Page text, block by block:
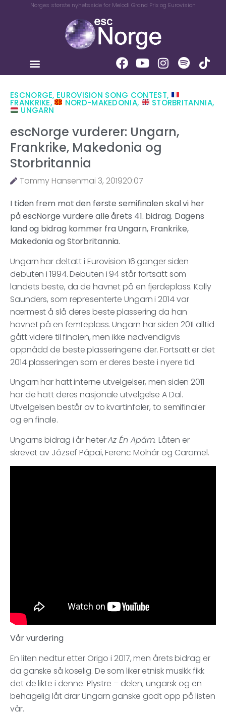
Norges største nyhetsside for Melodi Grand Prix og Eurovision
ESCNORGE, EUROVISION SONG CONTEST,
FRANKRIKE, NORD-MAKEDONIA, STORBRITANNIA,
UNGARN
escNorge vurderer: Ungarn,
Frankrike, Makedonia og
Storbritannia
Tommy Hansenmai 3, 201920:07
I tiden frem mot den første semifinalen skal vi her
på escNorge vurdere alle årets 41. bidrag. Dagens
land og bidrag kommer fra Ungarn, Frankrike,
Makedonia og Storbritannia.
Ungarn har deltatt i Eurovision 16 ganger siden
debuten i 1994. Debuten i 94 står fortsatt som
landets beste, da de havnet på en fjerdeplass. Kally
Saunders, som representerte Ungarn i 2014 var
nærmest å slå deres beste plassering da han
havnet på en femteplass. Ungarn har siden 2011 alltid
gått videre til finalen, men ikke nødvendigvis
oppnådd de beste plasseringene der. Fortsatt er det
2014 plasseringen som er deres beste i nyere tid.
Ungarn har hatt interne utvelgelser, men siden 2011
har de hatt deres nasjonale utvelgelse A Dal.
Utvelgelsen består av to kvartinfaler, to semifinaler
og en finale.
Ungarns bidrag i år heterAz Én Apám.Låten er
skrevet av József Pápai, Ferenc Molnár og Caramel.
Vår vurdering
En liten nedtur etter Origo i 2017, men årets bidrag er
da ganske så koselig. De som liker etnisk musikk fikk
det de likte i denne. Plystre – delen, ungarsk og en
behagelig låt drar Ungarn ganske godt opp på listen
vår.